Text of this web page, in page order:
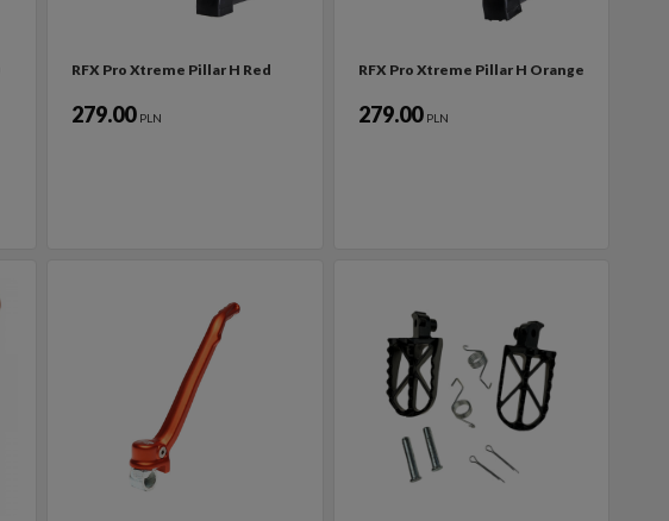
RFX Pro Xtreme Pillar H Red
279.00 PLN
RFX Pro Xtreme Pillar H Orange
279.00 PLN